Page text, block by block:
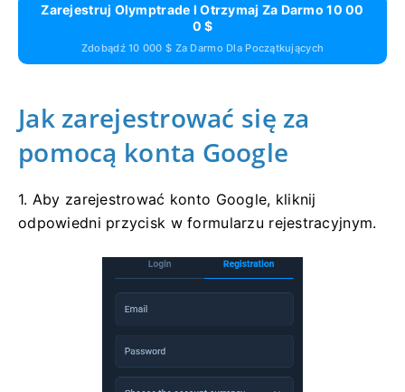
Zarejestruj Olymptrade I Otrzymaj Za Darmo 10 00
0 $
Zdobądź 10 000 $ Za Darmo Dla Początkujących
Jak zarejestrować się za
pomocą konta Google
1. Aby zarejestrować konto Google, kliknij
odpowiedni przycisk w formularzu rejestracyjnym.